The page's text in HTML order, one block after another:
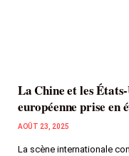
La Chine et les
européenne prise en
AOÛT 23, 2025
La scène internationale